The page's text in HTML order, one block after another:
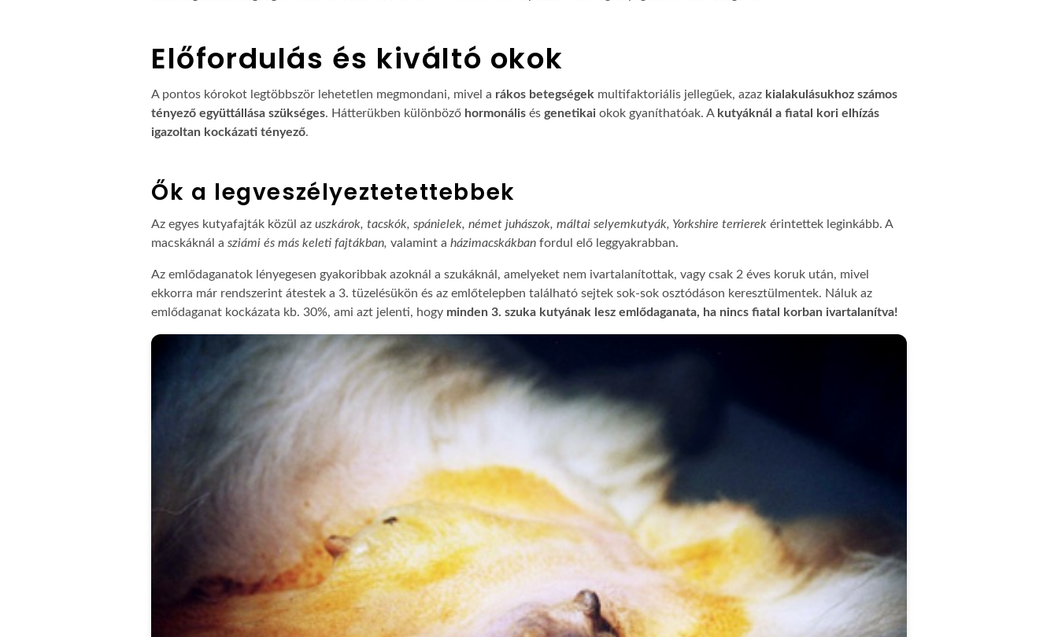
Előfordulás és kiváltó okok
A pontos kórokot legtöbbször lehetetlen megmondani, mivel a rákos betegségek multifaktoriális jellegűek, azaz kialakulásukhoz számos
tényező együttállása szükséges. Hátterükben különböző hormonális és genetikai okok gyaníthatóak. A kutyáknál a fiatal kori elhízás
igazoltan kockázati tényező.
Ők a legveszélyeztetettebbek
Az egyes kutyafajták közül az uszkárok, tacskók, spánielek, német juhászok, máltai selyemkutyák, Yorkshire terrierek érintettek leginkább. A
macskáknál a sziámi és más keleti fajtákban, valamint a házimacskákban fordul elő leggyakrabban.
Az emlődaganatok lényegesen gyakoribbak azoknál a szukáknál, amelyeket nem ivartalanítottak, vagy csak 2 éves koruk után, mivel
ekkorra már rendszerint átestek a 3. tüzelésükön és az emlőtelepben található sejtek sok-sok osztódáson keresztülmentek. Náluk az
emlődaganat kockázata kb. 30%, ami azt jelenti, hogy minden 3. szuka kutyának lesz emlődaganata, ha nincs fiatal korban ivartalanítva!